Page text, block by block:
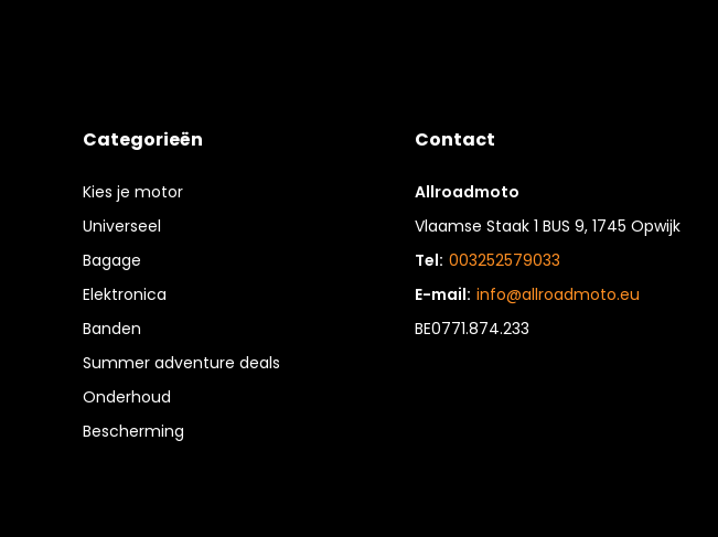
Categorieën
Kies je motor
Universeel
Bagage
Elektronica
Banden
Summer adventure deals
Onderhoud
Bescherming
Contact
Allroadmoto
Vlaamse Staak 1 BUS 9, 1745 Opwijk
Tel: 003252579033
E-mail: info@allroadmoto.eu
BE0771.874.233